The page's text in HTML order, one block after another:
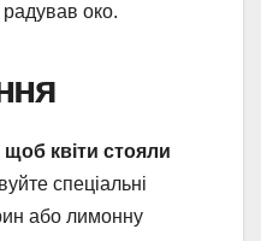
радував око.
квіти стояли
спеціальні
або лимонну